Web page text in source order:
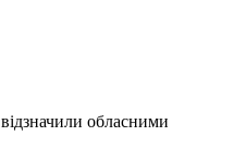
обласними